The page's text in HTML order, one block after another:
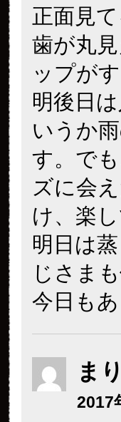
正面見
歯が丸
ップが
明後日
いうか
す。で
ズに会
け、楽
明日は
じさま
今日も
ま
2017